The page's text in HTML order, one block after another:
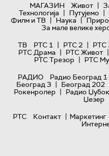
МАГАЗИН
Живот |
Технологијa | Путујемо |
Филм и ТВ | Наука |
За мале велике
ТВ
РТС 1 | РТС 2 | РТС
РТС Драма | РТС Живот |
РТС Трезор | РТС
РАДИО
Радио Београд 1
Београд 3 | Београд 202
Рокенролер | Радио
Џезер
РТС
Контакт | Маркетинг